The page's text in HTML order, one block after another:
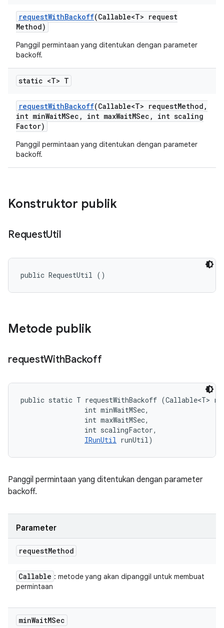
requestWithBackoff(Callable<T> request
Method)
Panggil permintaan yang ditentukan dengan parameter
backoff.
static <T> T
requestWithBackoff(Callable<T> requestMethod ,
int minWaitMSec , int maxWaitMSec ,
int scaling
Factor)
Panggil permintaan yang ditentukan dengan parameter
backoff.
Konstruktor publik
RequestUtil
public RequestUtil ()
Metode publik
requestWithBackoff
public static T requestWithBackoff (Callable<T>
                int minWaitMSec,
                int maxWaitMSec,
                int scalingFactor,
IRunUtil runUtil)
Panggil permintaan yang ditentukan dengan parameter
backoff.
Parameter
requestMethod
Callable : metode yang akan dipanggil untuk membuat
permintaan
minWaitMSec